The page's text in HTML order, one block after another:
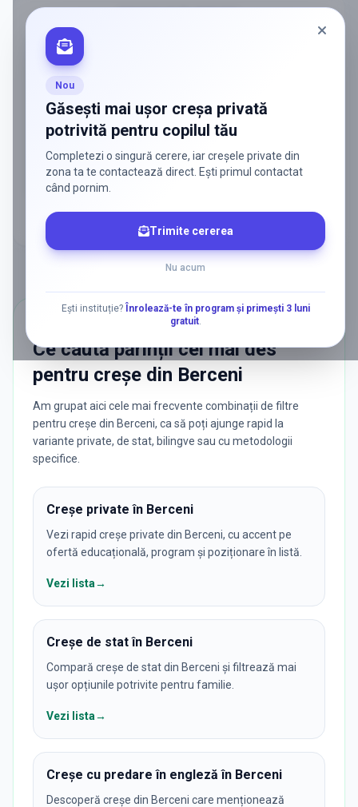
Nou
Găsești mai ușor creșa privată
potrivită pentru copilul tău
Completezi o singură cerere, iar creșele private din
zona ta te contactează direct. Ești primul contactat
când pornim.
Trimite cererea
Nu acum
Ești instituție?
Înrolează-te în program și primești 3 luni
gratuit.
ADS
cu familiile care au nevoie de ele — fără
reclamă generală, fără risipă.
Discută despre o colaborare
Ce caută părinții cel mai des
pentru creșe din Berceni
Am grupat aici cele mai frecvente combinații de filtre
pentru creșe din Berceni, ca să poți ajunge rapid la
variante private, de stat, bilingve sau cu metodologii
specifice.
Creșe private în Berceni
Vezi rapid creșe private din Berceni, cu accent pe
ofertă educațională, program și poziționare în listă.
Vezi lista→
Creșe de stat în Berceni
Compară creșe de stat din Berceni și filtrează mai
ușor opțiunile potrivite pentru familie.
Vezi lista→
Creșe cu predare în engleză în Berceni
Descoperă creșe din Berceni care menționează